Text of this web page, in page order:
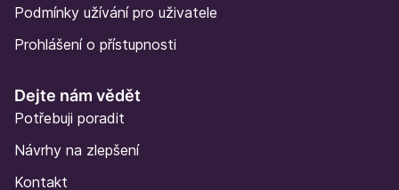
Podmínky užívání pro uživatele
Prohlášení o přístupnosti
Dejte nám vědět
Potřebuji poradit
Návrhy na zlepšení
Kontakt